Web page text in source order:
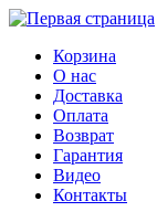
Корзина
О нас
Доставка
Оплата
Возврат
Гарантия
Видео
Контакты